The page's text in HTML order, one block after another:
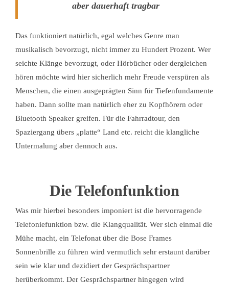
aber dauerhaft tragbar
Das funktioniert natürlich, egal welches Genre man
musikalisch bevorzugt, nicht immer zu Hundert Prozent. Wer
seichte Klänge bevorzugt, oder Hörbücher oder dergleichen
hören möchte wird hier sicherlich mehr Freude verspüren als
Menschen, die einen ausgeprägten Sinn für Tiefenfundamente
haben. Dann sollte man natürlich eher zu Kopfhörern oder
Bluetooth Speaker greifen. Für die Fahrradtour, den
Spaziergang übers „platte“ Land etc. reicht die klangliche
Untermalung aber dennoch aus.
Die Telefonfunktion
Was mir hierbei besonders imponiert ist die hervorragende
Telefoniefunktion bzw. die Klangqualität. Wer sich einmal die
Mühe macht, ein Telefonat über die Bose Frames
Sonnenbrille zu führen wird vermutlich sehr erstaunt darüber
sein wie klar und dezidiert der Gesprächspartner
herüberkommt. Der Gesprächspartner hingegen wird